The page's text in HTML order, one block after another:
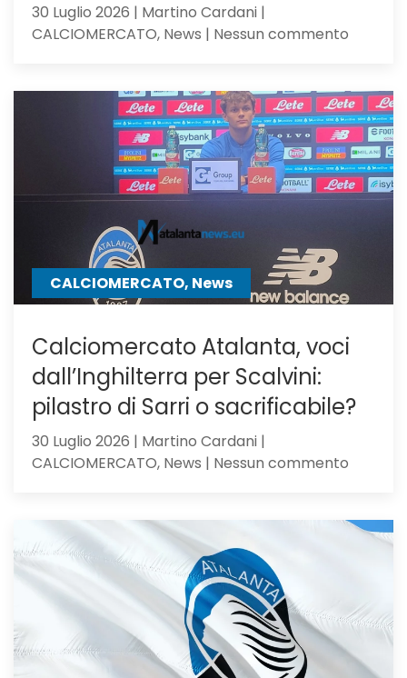
30 Luglio 2026 | Martino Cardani |
CALCIOMERCATO, News | Nessun commento
il
Milan,
su
offre
Ricci
CALCIOMERCATO, News
Calciomercato Atalanta, voci
dall’Inghilterra per Scalvini:
pilastro di Sarri o sacrificabile?
30 Luglio 2026 | Martino Cardani |
CALCIOMERCATO, News | Nessun commento
voci
pilastro
Sarri